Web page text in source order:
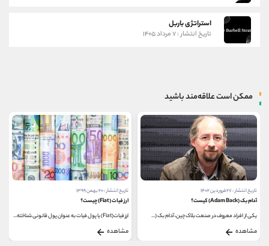
استراتژی باربل
تاریخ انتشار : ۷ مرداد ۱۴۰۵
ممکن است علاقه‌مند باشید
تاریخ انتشار : ۲۰ بهمن ۱۳۹۹
ارز فیات (Fiat) چیست؟
ارز فیات(Fiat) یا پول فیات به عنوان پول قانونی شناخته...
مشاهده
تاریخ انتشار : ۶ خرداد ۱۴۰۰
کیف پول های ارز دیجیتال بنکور
شبکه Bancor یکی از طولانی ترین پروژه های ارز رمزنگاری...
مشاهده